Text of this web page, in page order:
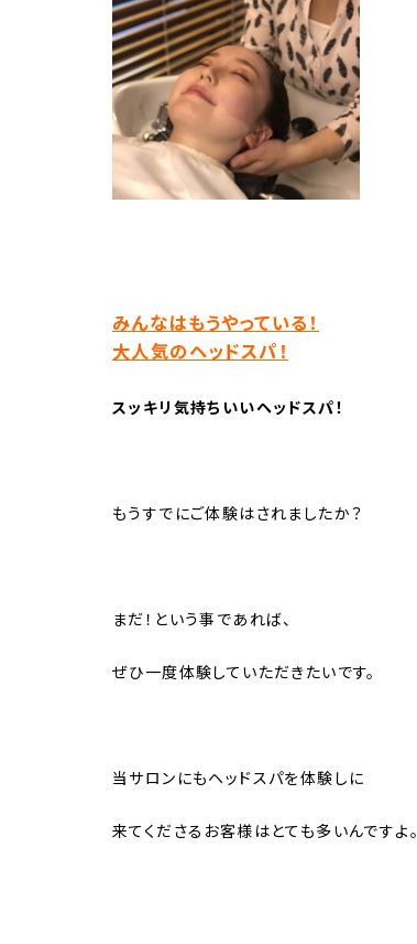
みんなはもうやっている！
大人気のヘッドスパ！
スッキリ気持ちいいヘッドスパ！
もうすでにご体験はされましたか？
まだ！という事であれば、
ぜひ一度体験していただきたいです。
当サロンにもヘッドスパを体験しに
来てくださるお客様はとても多いんですよ。